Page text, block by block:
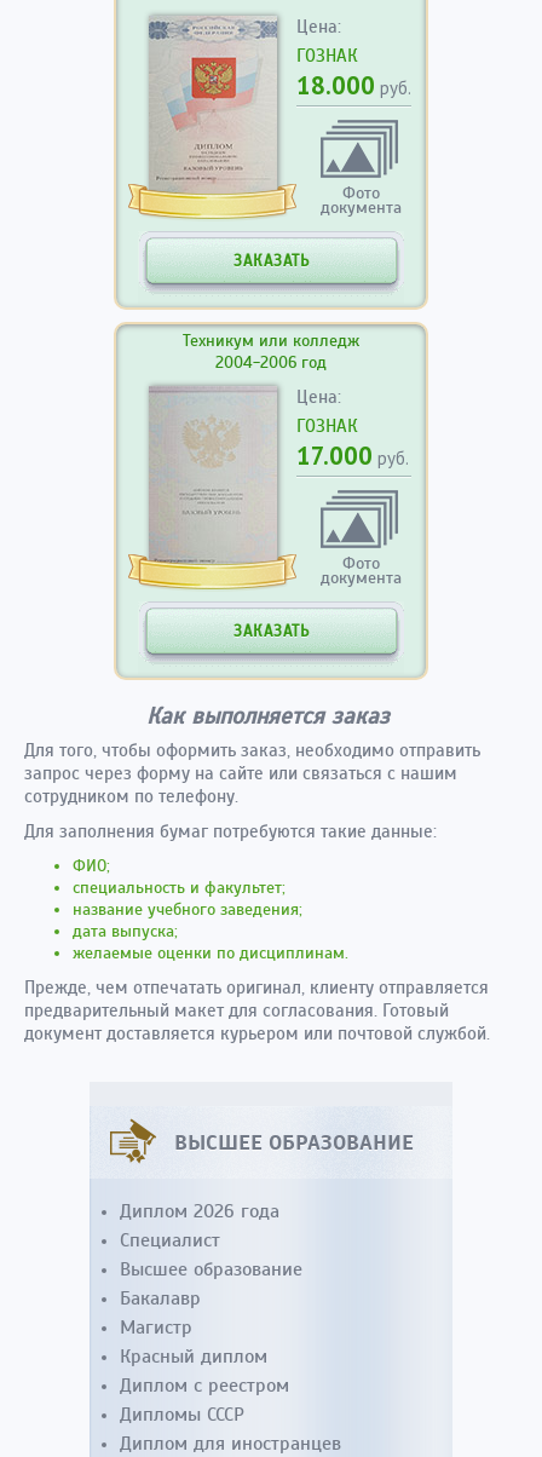
Цена:
ГОЗНАК
18.000 руб.
Фото
документа
ЗАКАЗАТЬ
Техникум или колледж
2004-2006 год
Цена:
ГОЗНАК
17.000 руб.
Фото
документа
ЗАКАЗАТЬ
Как выполняется заказ
Для того, чтобы оформить заказ, необходимо отправить
запрос через форму на сайте или связаться с нашим
сотрудником по телефону.
Для заполнения бумаг потребуются такие данные:
ФИО;
специальность и факультет;
название учебного заведения;
дата выпуска;
желаемые оценки по дисциплинам.
Прежде, чем отпечатать оригинал, клиенту отправляется
предварительный макет для согласования. Готовый
документ доставляется курьером или почтовой службой.
ВЫСШЕЕ ОБРАЗОВАНИЕ
Диплом 2026 года
Специалист
Высшее образование
Бакалавр
Магистр
Красный диплом
Диплом с реестром
Дипломы СССР
Диплом для иностранцев